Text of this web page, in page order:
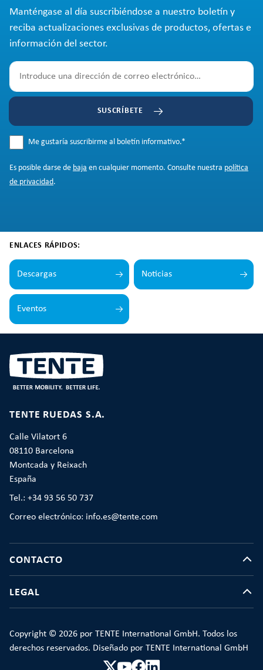
Manténgase al día suscribiéndose a nuestro boletín y
reciba actualizaciones exclusivas de productos, ofertas e
información del sector.
SUSCRÍBETE
Me gustaría suscribirme al boletín informativo.*
Es posible darse de baja en cualquier momento. Consulte nuestra política
de privacidad.
ENLACES RÁPIDOS:
Descargas Noticias
Eventos
TENTE RUEDAS S.A.
Calle Vilatort 6
08110 Barcelona
Montcada y Reixach
España
Tel.: +34 93 56 50 737
Correo electrónico: info.es@tente.com
CONTACTO
LEGAL
Copyright © 2026 por TENTE International GmbH. Todos los
derechos reservados. Diseñado por TENTE International GmbH